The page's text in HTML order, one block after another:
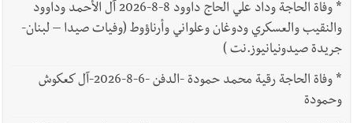
*
وفاة الحاجة وداد علي الحاج داوود 8-8-2026 آل الأحمد وداوود
والنقيب والعسكري ودوغان وعلواني وأرناؤوط (وفيات صيدا – لبنان-
جريدة صيدونيانيوز.نت )
*
وفاة الحاجة رقية محمد حمودة -الدفن -6-8-2026-آل كعكوش
وحمودة